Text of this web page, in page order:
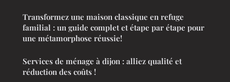
Transformez une maison classique en refuge
familial : un guide complet et étape par étape pour
une métamorphose réussie!
Services de ménage à dijon : alliez qualité et
réduction des coûts !